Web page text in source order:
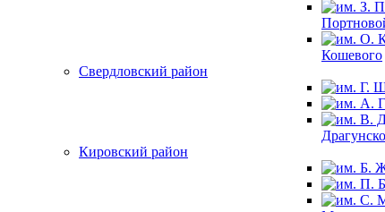
Кошевого
Свердловский район
Кировский район